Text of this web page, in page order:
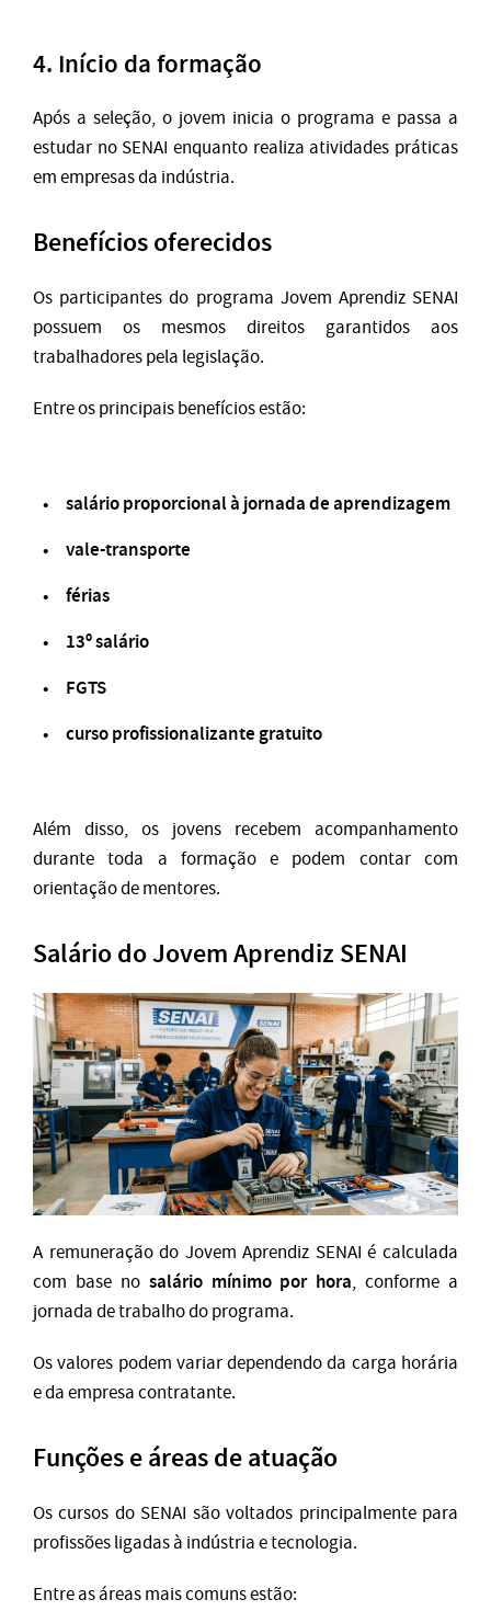
4. Início da formação
Após a seleção, o jovem inicia o programa e passa a
estudar no SENAI enquanto realiza atividades práticas
em empresas da indústria.
Benefícios oferecidos
Os participantes do programa Jovem Aprendiz SENAI
possuem os mesmos direitos garantidos aos
trabalhadores pela legislação.
Entre os principais benefícios estão:
salário proporcional à jornada de aprendizagem
vale-transporte
férias
13º salário
FGTS
curso profissionalizante gratuito
Além disso, os jovens recebem acompanhamento
durante toda a formação e podem contar com
orientação de mentores.
Salário do Jovem Aprendiz SENAI
A remuneração do Jovem Aprendiz SENAI é calculada
com base no salário mínimo por hora, conforme a
jornada de trabalho do programa.
Os valores podem variar dependendo da carga horária
e da empresa contratante.
Funções e áreas de atuação
Os cursos do SENAI são voltados principalmente para
profissões ligadas à indústria e tecnologia.
Entre as áreas mais comuns estão: